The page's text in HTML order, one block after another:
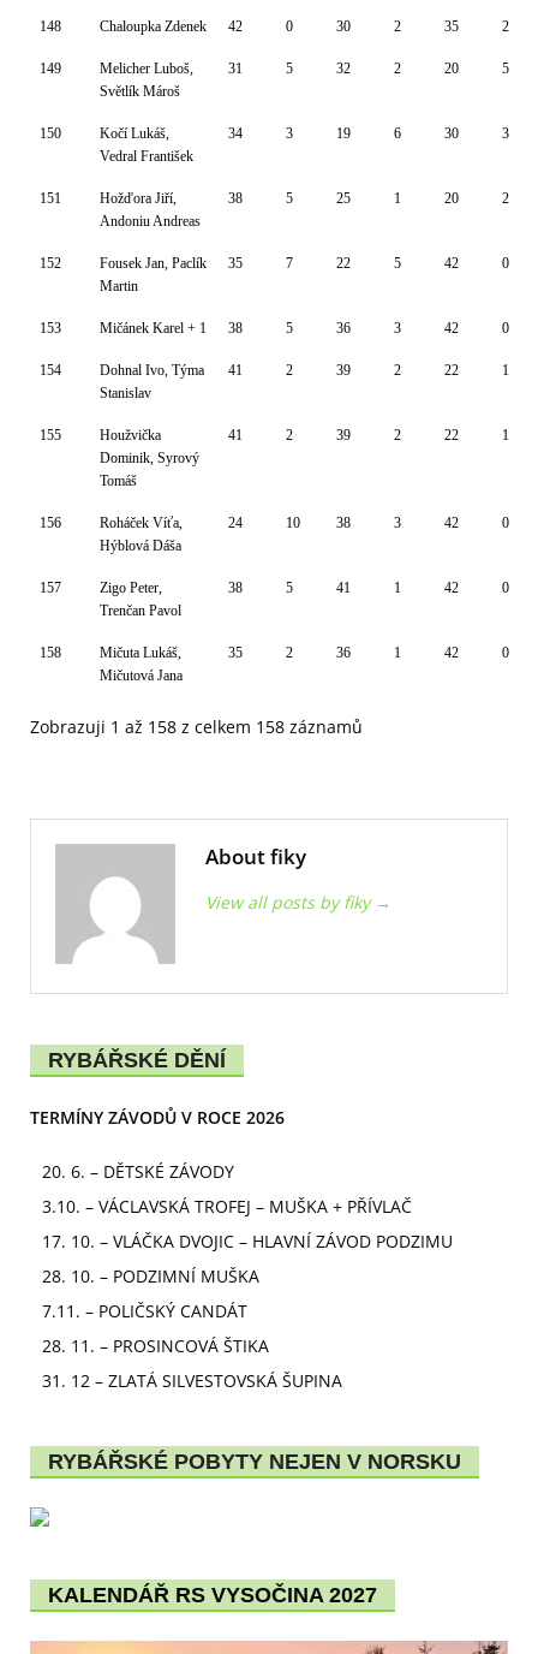
148 Chaloupka Zdenek 42 0 30 2 35 2
149
Melicher Luboš,
Světlík Mároš
31 5 32 2 20 5
150
Kočí Lukáš,
Vedral František
34 3 19 6 30 3
151
Hožďora Jiří,
Andoniu Andreas
38 5 25 1 20 2
152
Fousek Jan, Paclík
Martin
35 7 22 5 42 0
153 Mičánek Karel + 1 38 5 36 3 42 0
154
Dohnal Ivo, Týma
Stanislav
41 2 39 2 22 1
155
Houžvička
Dominik, Syrový
Tomáš
41 2 39 2 22 1
156
Roháček Víťa,
Hýblová Dáša
24 10 38 3 42 0
157
Zigo Peter,
Trenčan Pavol
38 5 41 1 42 0
158
Mičuta Lukáš,
Mičutová Jana
35 2 36 1 42 0
Zobrazuji 1 až 158 z celkem 158 záznamů
About fiky
View all posts by fiky →
RYBÁŘSKÉ DĚNÍ
TERMÍNY ZÁVODŮ V ROCE 2026
20. 6. – DĚTSKÉ ZÁVODY
3.10. – VÁCLAVSKÁ TROFEJ – MUŠKA + PŘÍVLAČ
17. 10. – VLÁČKA DVOJIC – HLAVNÍ ZÁVOD PODZIMU
28. 10. – PODZIMNÍ MUŠKA
7.11. – POLIČSKÝ CANDÁT
28. 11. – PROSINCOVÁ ŠTIKA
31. 12 – ZLATÁ SILVESTOVSKÁ ŠUPINA
RYBÁŘSKÉ POBYTY NEJEN V NORSKU
KALENDÁŘ RS VYSOČINA 2027